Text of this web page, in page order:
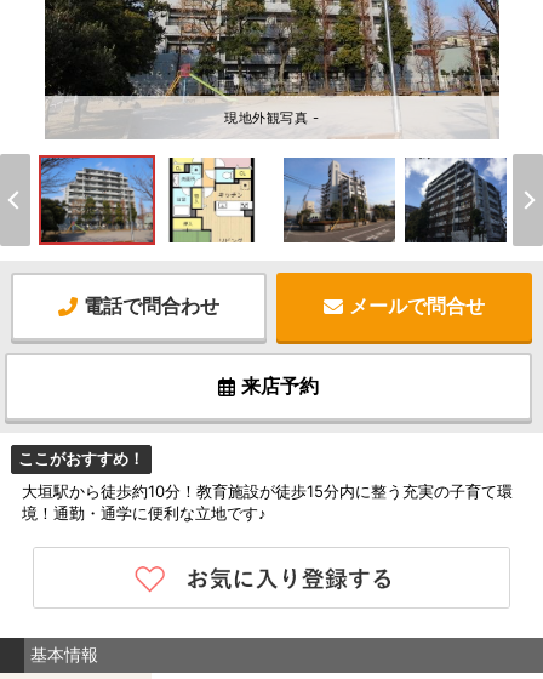
現地外観写真 -
電話で問合わせ メールで問合せ
来店予約
ここがおすすめ！
大垣駅から徒歩約10分！教育施設が徒歩15分内に整う充実の子育て環
境！通勤・通学に便利な立地です♪
基本情報